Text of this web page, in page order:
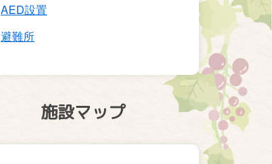
AED設置
避難所
施設マップ